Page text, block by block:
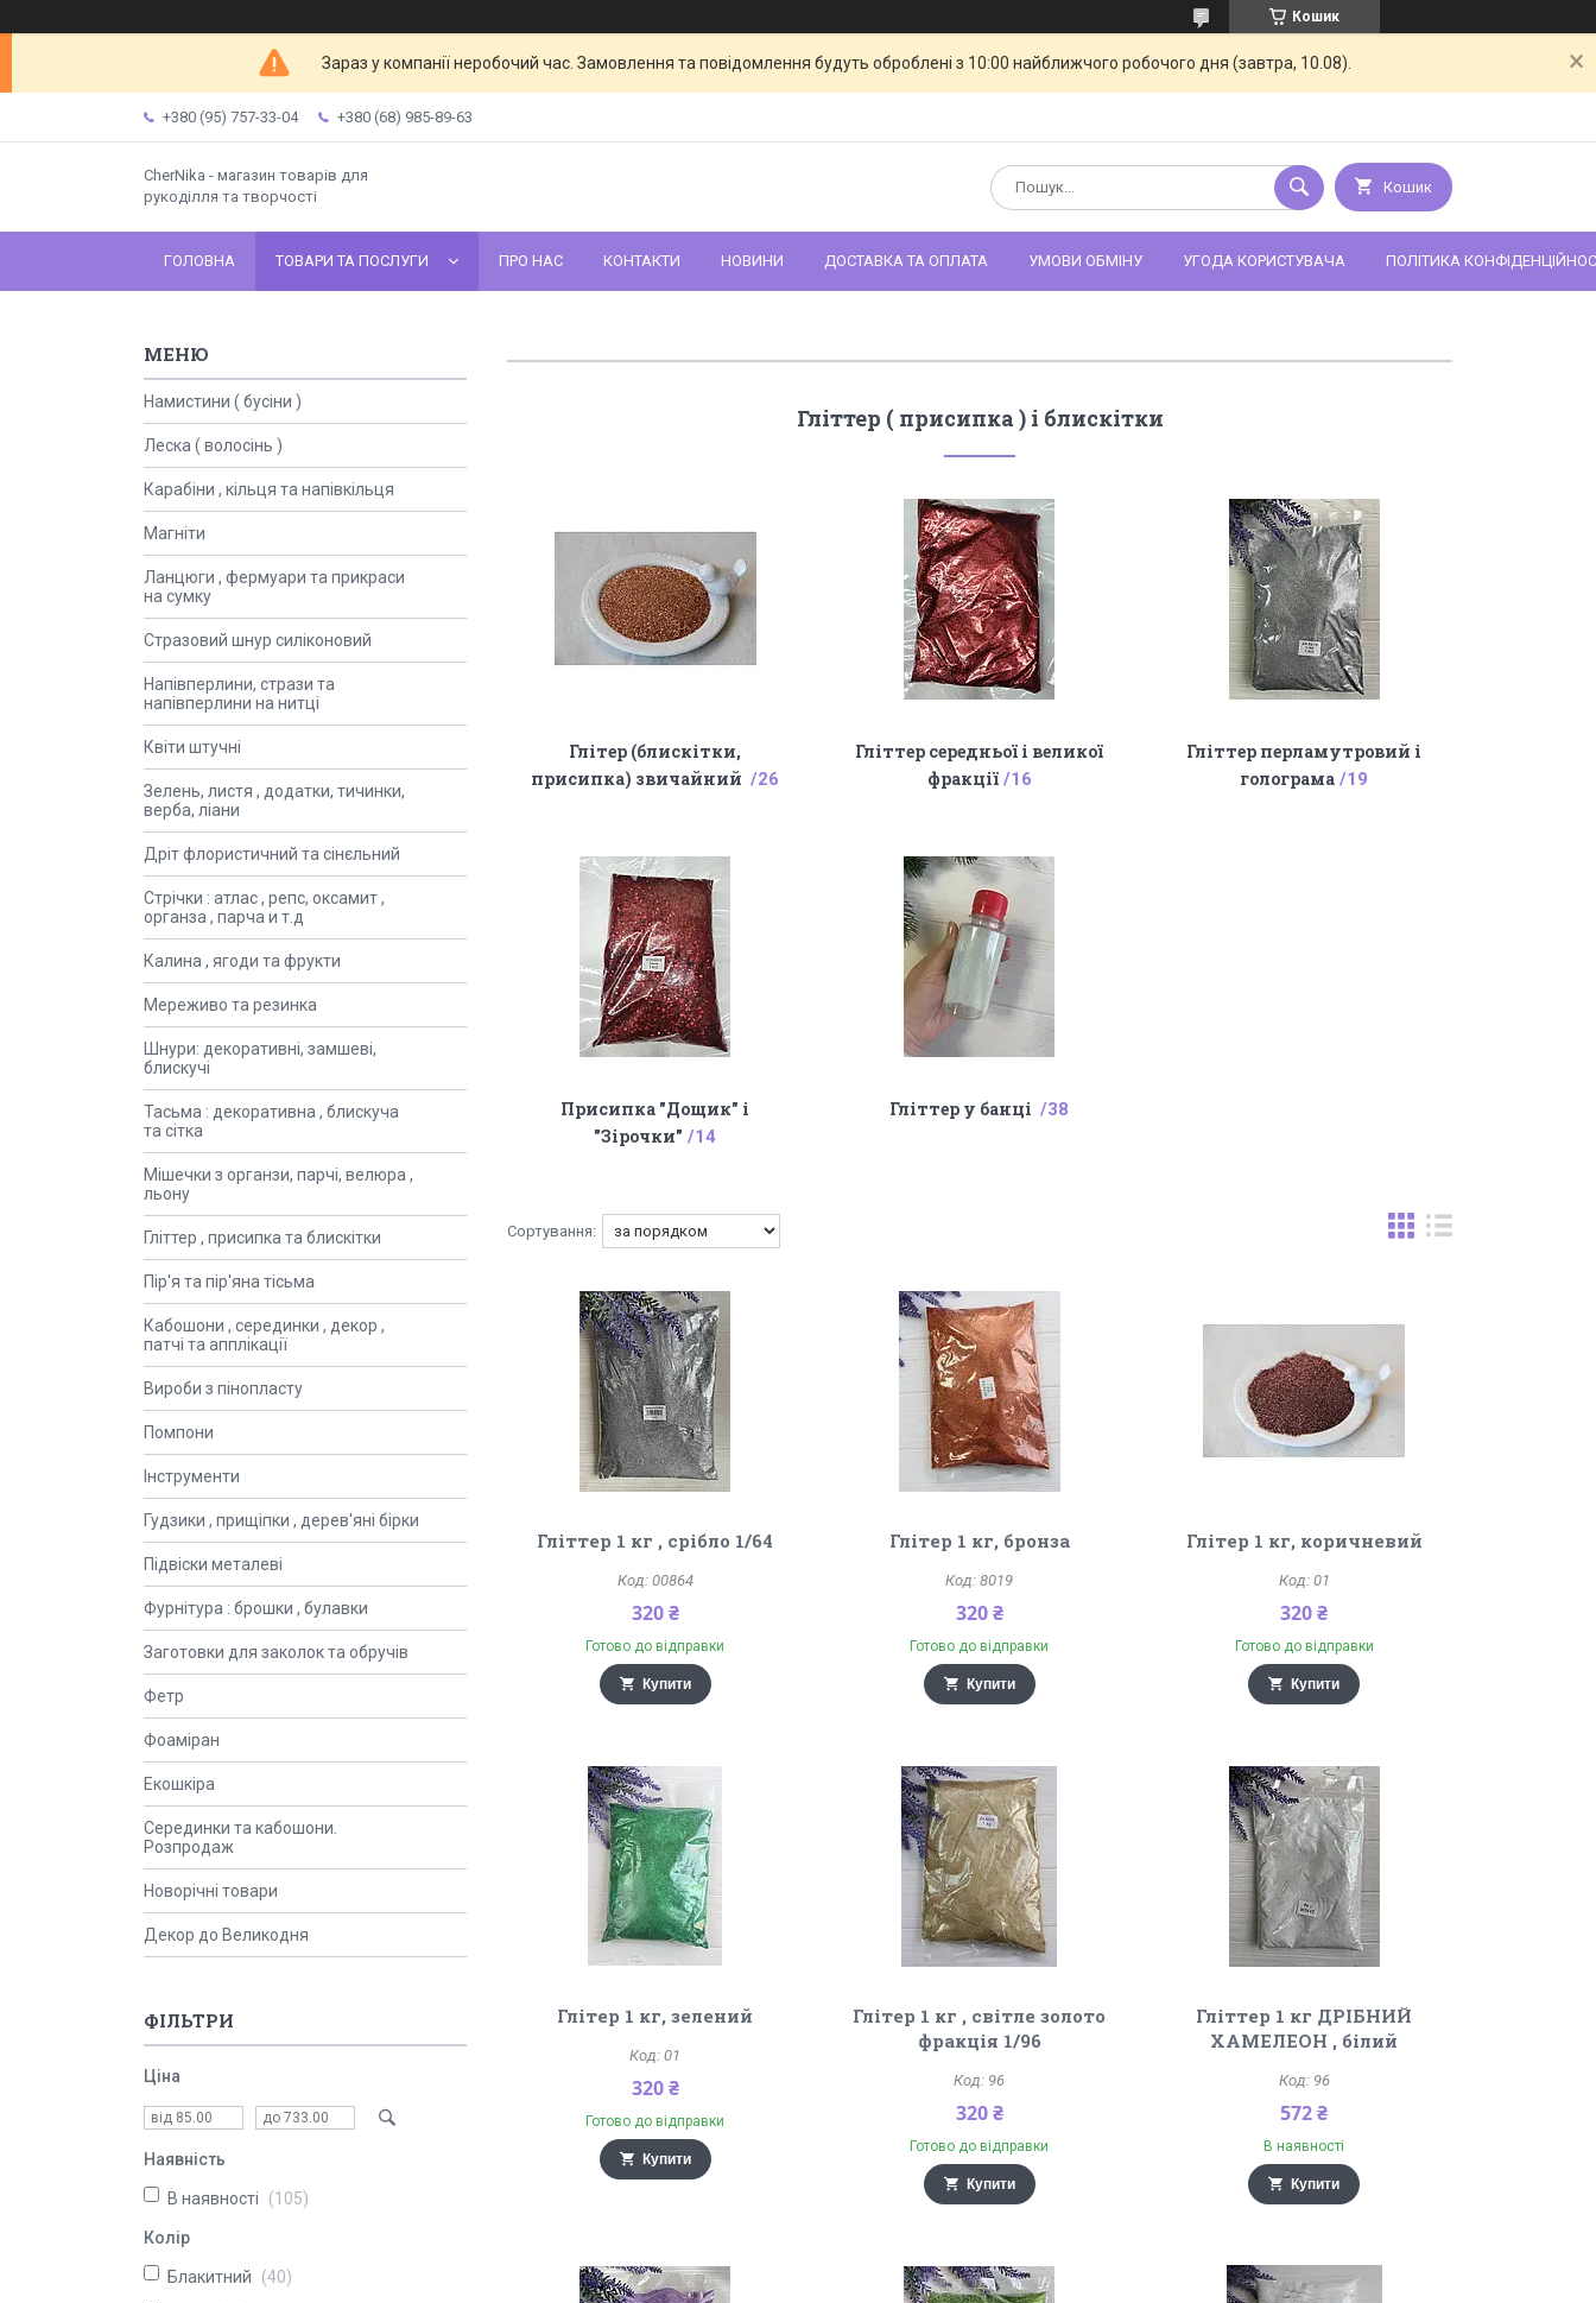
Кошик
Зараз у компанії неробочий час. Замовлення та повідомлення будуть оброблені з 10:00 найближчого робочого дня (завтра, 10.08).
+380 (95) 757-33-04 +380 (68) 985-89-63
CherNika - магазин товарів для
рукоділля та творчості
Кошик
ГОЛОВНА ТОВАРИ ТА ПОСЛУГИ ПРО НАС КОНТАКТИ НОВИНИ ДОСТАВКА ТА ОПЛАТА УМОВИ ОБМІНУ УГОДА КОРИСТУВАЧА ПОЛІТИКА
Гліттер ( присипка ) і блискітки
Глітер (блискітки,
присипка) звичайний
26
Гліттер середньої і великої
фракції 16
Гліттер перламутровий і
голограма
19
Присипка "Дощик" і
"Зірочки"
14
Гліттер у банці 38
Гліттер 1 кг , срібло 1/64
00864
320 ₴
Готово до відправки
Купити
Глітер 1 кг, бронза
8019
320 ₴
Готово до відправки
Купити
Глітер 1 кг, коричневий
01
320 ₴
Готово до відправки
Купити
Глітер 1 кг, зелений
01
320 ₴
Готово до відправки
Купити
Глітер 1 кг , світле золото
фракція 1/96
96
320 ₴
Готово до відправки
Купити
Гліттер 1 кг ДРІБНИЙ
ХАМЕЛЕОН , білий
96
572 ₴
В наявності
Купити
Намистини ( бусіни )
Леска ( волосінь )
Карабіни , кільця та напівкільця
Магніти
Ланцюги , фермуари та прикраси
на сумку
Стразовий шнур силіконовий
Напівперлини, стрази та
напівперлини на нитці
Квіти штучні
Зелень, листя , додатки, тичинки,
верба, ліани
Дріт флористичний та сінєльний
Стрічки : атлас , репс, оксамит ,
органза , парча и т.д
Калина , ягоди та фрукти
Мереживо та резинка
Шнури: декоративні, замшеві,
блискучі
Тасьма : декоративна , блискуча
та сітка
Мішечки з органзи, парчі, велюра ,
льону
Гліттер , присипка та блискітки
Пір'я та пір'яна тісьма
Кабошони , серединки , декор ,
патчі та апплікації
Вироби з пінопласту
Помпони
Інструменти
Гудзики , прищіпки , дерев'яні бірки
Підвіски металеві
Фурнітура : брошки , булавки
Заготовки для заколок та обручів
Фетр
Фоаміран
Екошкіра
Серединки та кабошони.
Розпродаж
Новорічні товари
Декор до Великодня
ФІЛЬТРИ
Ціна
Наявність
В наявності 105
Колір
Блакитний 40